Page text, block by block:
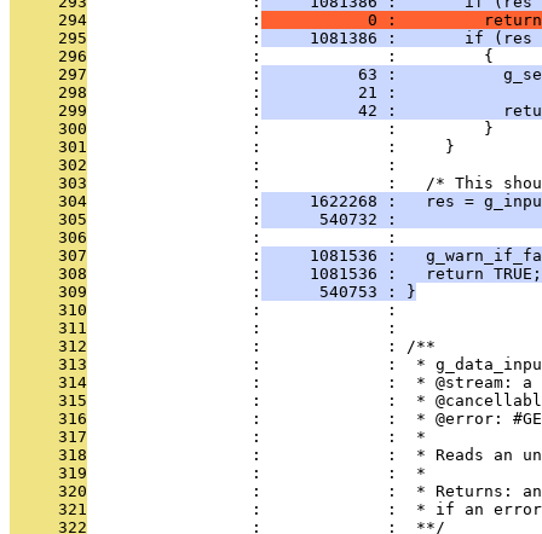
     294
                 :
0 :
     295
                 :
1081386 :       if (res
     296
                 :             :         {
     297
                 :
63 :
     298
                 :
21 :
     299
                 :
42 :
     300
                 :             :         }
     301
                 :             :     }
     302
                 :             :
     303
:             :   /* This
     304
                 :
1622268 :   res =
     305
                 :
540732 :
     306
:             :
     307
                 :
1081536 :
     308
                 :
     1081536 :   return TRUE;
     309
                 :
      540753 : }
     310
                 :             :
     311
                 :             :
     312
                 :             : /**
     313
:             :  *
     314
:             :  * @stream: a
     315
:             :  *
     316
:             :  * @error:
     317
                 :             :  *
     318
:             :  * Reads an
     319
                 :             :  *
     320
:             :  * Returns:
     321
:             :  * if an
     322
                 :             :  **/